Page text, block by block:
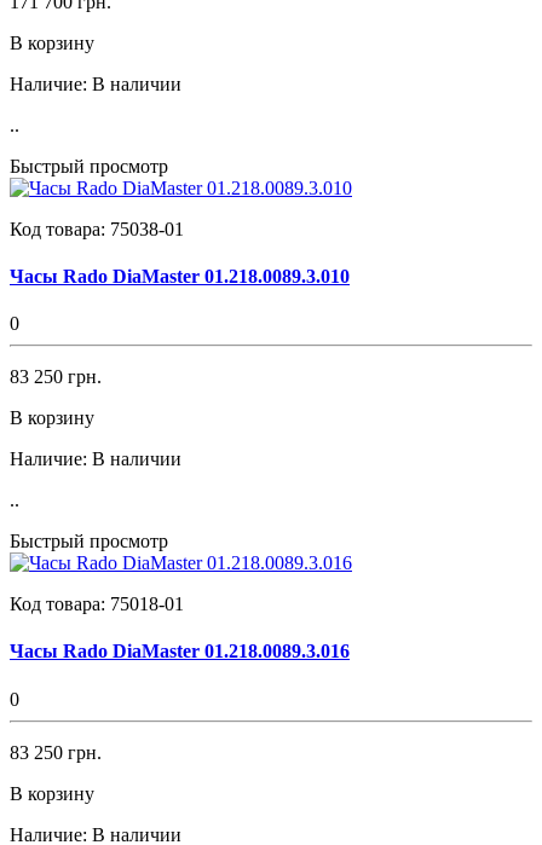
В корзину
Наличие: В наличии
..
Быстрый просмотр
Код товара: 75038-01
Часы Rado DiaMaster 01.218.0089.3.010
0
83 250 грн.
В корзину
Наличие: В наличии
..
Быстрый просмотр
Код товара: 75018-01
Часы Rado DiaMaster 01.218.0089.3.016
0
83 250 грн.
В корзину
Наличие: В наличии